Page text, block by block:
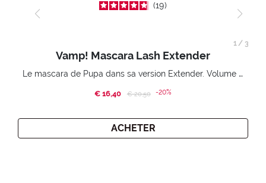
19
Vamp! Mascara Lash Extender
Le mascara de Pupa dans sa version Extender. Volume extension 3D. Des cils amplifiés et liftés à l’infini.
€ 16,40 Price reduced from
€ 20,50to-20%
ACHETER
1 / 3